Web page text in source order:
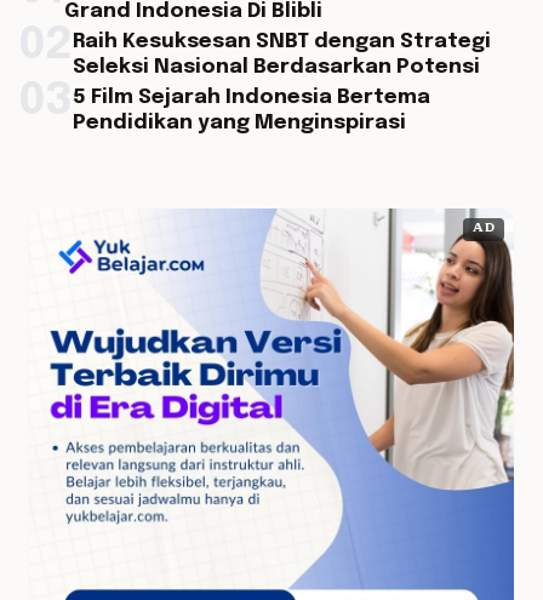
Grand Indonesia Di Blibli
Raih Kesuksesan SNBT dengan Strategi
Seleksi Nasional Berdasarkan Potensi
5 Film Sejarah Indonesia Bertema
Pendidikan yang Menginspirasi
AD